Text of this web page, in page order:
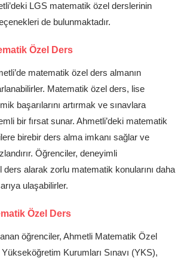
LGS matematik özel derslerinin
de bulunmaktadır.
Özel Ders
matematik özel ders almanın
Matematik özel ders, lise
başarılarını artırmak ve sınavlara
bir fırsat sunar. Ahmetli’deki matematik
birebir ders alma imkanı sağlar ve
Öğrenciler, deneyimli
alarak zorlu matematik konularını daha
ulaşabilirler.
Özel Ders
öğrenciler, Ahmetli Matematik Özel
Kurumları Sınavı (YKS),